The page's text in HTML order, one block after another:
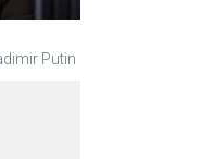
Putin